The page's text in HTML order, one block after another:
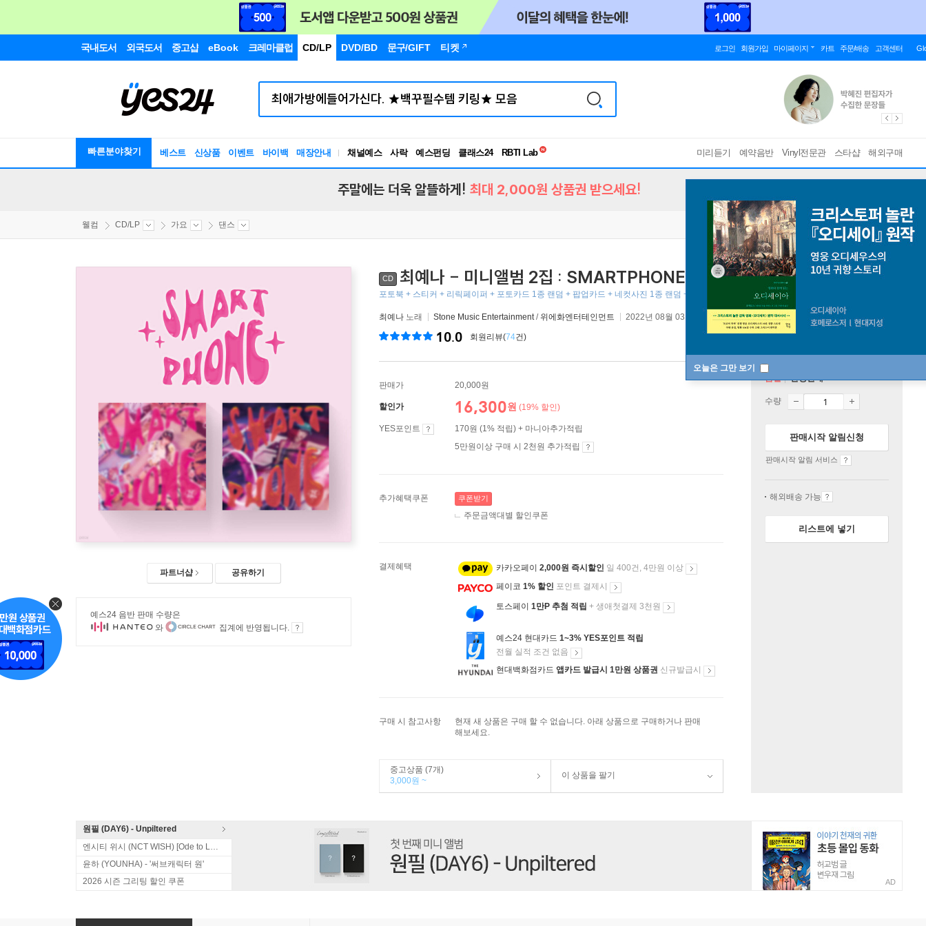
국내도서 외국도서 중고샵 eBook 크레마클럽 CD/LP DVD/BD 문구/GIFT 티켓 로그인 회원가입 마이페이지 카트 주문/배송 고객센터
빠른분야찾기 베스트 신상품 이벤트 바이백 매장안내 채널예스 사락 예스펀딩 클래스24
독서유형검사
미리듣기 예약음반 Vinyl전문관 스타샵 해외구매
오늘은 그만 보기
주말에는 더욱 알뜰하게! 최대 2,000원 상품권 받으세요!
웰컴 CD/LP 가요 댄스
파트너샵 공유하기
예스24 음반 판매 수량은
와
집계에 반영됩니다.
CD 최예나 - 미니앨범 2집 : SMARTPHONE [커버 2종 중 1종 랜덤 발송] [ 84p
포토북 + 스티커 + 리릭페이퍼 + 포토카드 1종 랜덤 + 팝업카드 + 네컷사진 1종 랜덤 + 접지포스터 ]
최예나 노래 Stone Music Entertainment/위에화엔터테인먼트 2022년 08월 03일
10.0 회원리뷰(74건)
판매가 20,000원
할인가 16,300원 (19% 할인)
YES포인트
170원 (1% 적립) + 마니아추가적립
5만원이상 구매 시 2천원 추가적립
추가혜택쿠폰 쿠폰받기
주문금액대별 할인쿠폰
결제혜택 카카오페이 2,000원 즉시할인 일 400건, 4만원 이상
페이코 1% 할인 포인트 결제시
토스페이 1만P 추첨 적립 + 생애첫결제 3천원
예스24 현대카드 1~3% YES포인트 적립
전월 실적 조건 없음
현대백화점카드 앱카드 발급시 1만원 상품권 신규발급시
구매 시 참고사항
현재 새 상품은 구매 할 수 없습니다. 아래 상품으로 구매하거나 판매
해보세요.
중고상품 (7개)
3,000원 ~
이 상품을 팔기
품절 한정판매
수량
판매시작 알림신청
판매시작 알림 서비스
해외배송 가능
리스트에 넣기
원필 (DAY6) - Unpiltered
엔시티 위시 (NCT WISH) [Ode to Love]
윤하 (YOUNHA) - '써브캐릭터 원'
2026 시즌 그리팅 할인 쿠폰
AD